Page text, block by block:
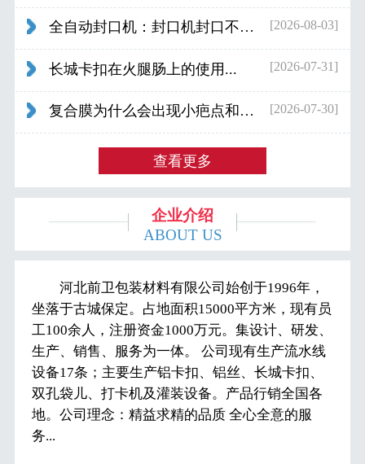
全自动封口机：封口机封口不好应检查什... [2026-08-03]
长城卡扣在火腿肠上的使用... [2026-07-31]
复合膜为什么会出现小疤点和波浪纹... [2026-07-30]
查看更多
企业介绍
ABOUT US
河北前卫包装材料有限公司始创于1996年，
坐落于古城保定。占地面积15000平方米，现有员
工100余人，注册资金1000万元。集设计、研发、
生产、销售、服务为一体。 公司现有生产流水线
设备17条；主要生产铝卡扣、铝丝、长城卡扣、
双孔袋儿、打卡机及灌装设备。产品行销全国各
地。公司理念：精益求精的品质 全心全意的服
务...